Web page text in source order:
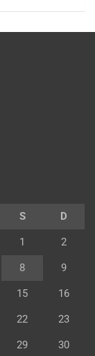
S D
1 2
8 9
15 16
22 23
29 30